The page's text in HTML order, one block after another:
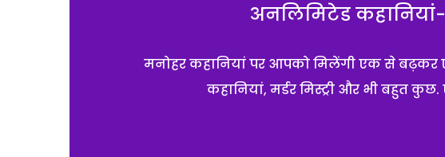
अनलिमिटेड
मनोहर कहानियां पर आपको मिलेंगी एक से बढ़कर
कहानियां, मर्डर मिस्ट्री और भी बहुत